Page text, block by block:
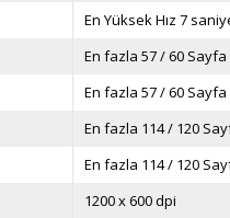
En Yüksek Hız 7
En fazla 57 / 60
En fazla 57 / 60
En fazla 114 / 120
En fazla 114 / 120
1200 x 600 dpi